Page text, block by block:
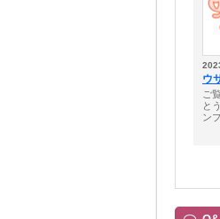
ウ
ご
と
ン